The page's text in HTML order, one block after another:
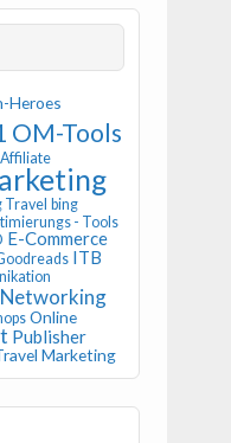
Heroes
OM-Tools
Affiliate
bing
- Tools
E-Commerce
ITB
Networking
Online
Publisher
Marketing